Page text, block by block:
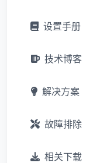
设置手册
技术博客
解决方案
故障排除
相关下载